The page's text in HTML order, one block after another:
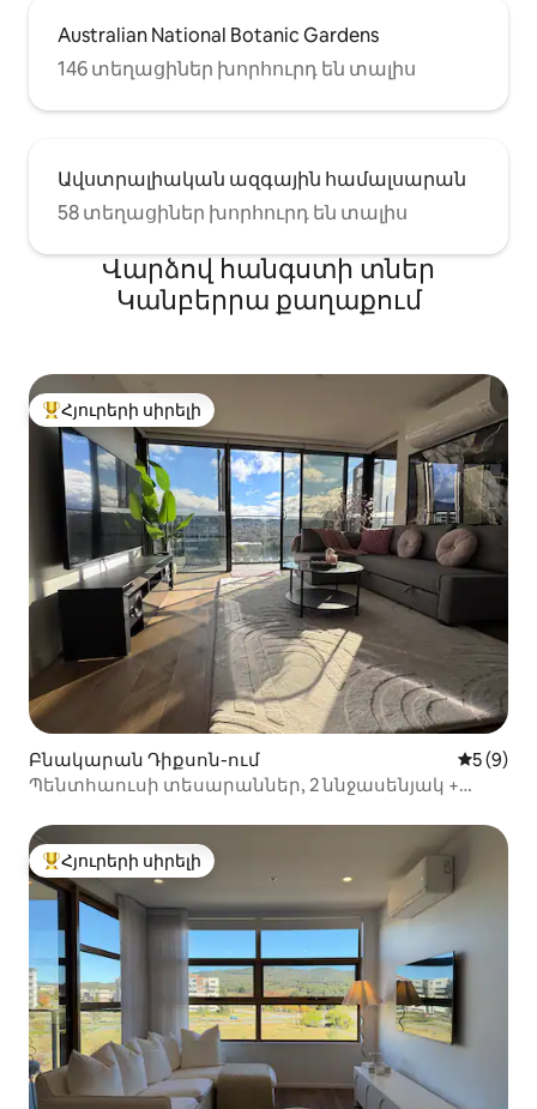
Australian National Botanic Gardens
146 տեղացիներ խորհուրդ են տալիս
Ավստրալիական ազգային համալսարան
58 տեղացիներ խորհուրդ են տալիս
Վարձով հանգստի տներ
Կանբերրա քաղաքում
Հյուրերի սիրելի լավագույն տները
Հյուրերի սիրելի
Բնակարան Դիքսոն-ում Միջին
5 (9)
Պենտհաուսի տեսարաններ, 2 ննջասենյակ +
Հյուրերի սիրելի լավագույն տները
Հյուրերի սիրելի